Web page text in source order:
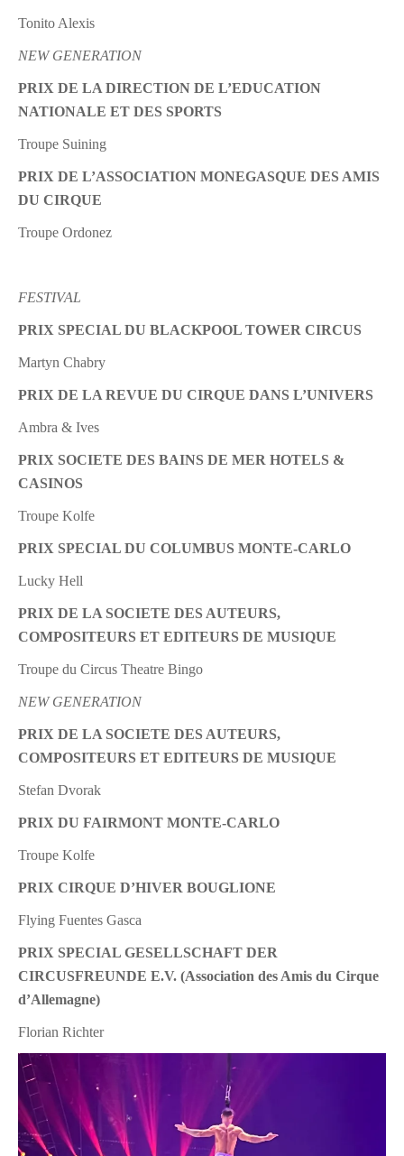
Tonito Alexis
NEW GENERATION
PRIX DE LA DIRECTION DE L’EDUCATION
NATIONALE ET DES SPORTS
Troupe Suining
PRIX DE L’ASSOCIATION MONEGASQUE DES AMIS
DU CIRQUE
Troupe Ordonez
FESTIVAL
PRIX SPECIAL DU BLACKPOOL TOWER CIRCUS
Martyn Chabry
PRIX DE LA REVUE DU CIRQUE DANS L’UNIVERS
Ambra & Ives
PRIX SOCIETE DES BAINS DE MER HOTELS &
CASINOS
Troupe Kolfe
PRIX SPECIAL DU COLUMBUS MONTE-CARLO
Lucky Hell
PRIX DE LA SOCIETE DES AUTEURS,
COMPOSITEURS ET EDITEURS DE MUSIQUE
Troupe du Circus Theatre Bingo
NEW GENERATION
PRIX DE LA SOCIETE DES AUTEURS,
COMPOSITEURS ET EDITEURS DE MUSIQUE
Stefan Dvorak
PRIX DU FAIRMONT MONTE-CARLO
Troupe Kolfe
PRIX CIRQUE D’HIVER BOUGLIONE
Flying Fuentes Gasca
PRIX SPECIAL GESELLSCHAFT DER
CIRCUSFREUNDE E.V. (Association des Amis du Cirque
d’Allemagne)
Florian Richter